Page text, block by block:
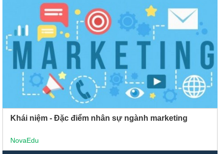
Xu hướng ngành nghề
Hỗ trợ
$ Nạp tiền
Khái niệm - Đặc điểm nhân sự ngành marketing
NovaEdu